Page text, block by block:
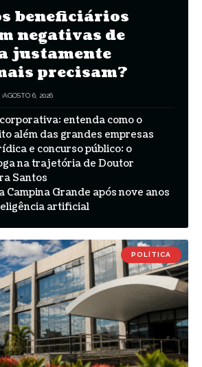
beneficiários
negativas de
justamente
precisam?
AGOSTO 6, 2026
entenda como o
além das grandes empresas
e concurso público: o
na trajetória de Doutor
Santos
Campina Grande após nove anos
artificial
POLÍTICA